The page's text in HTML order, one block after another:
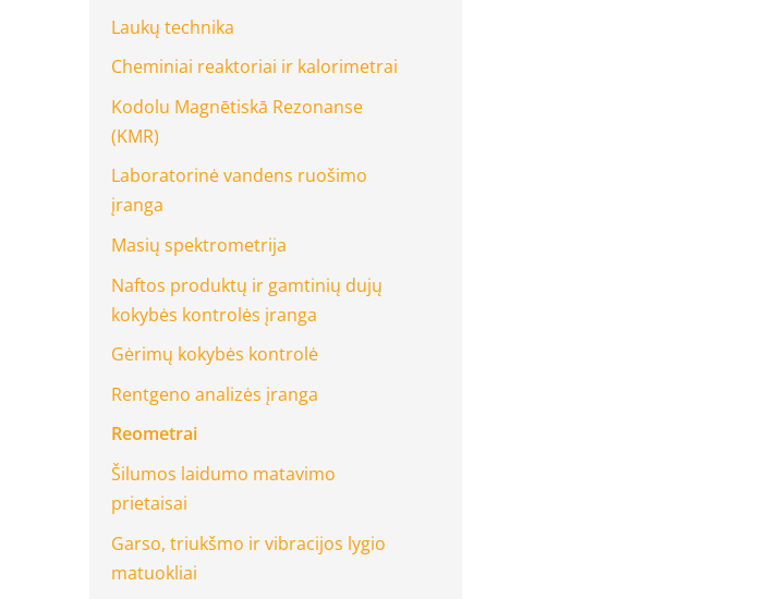
Laukų technika
Cheminiai reaktoriai ir kalorimetrai
Kodolu Magnētiskā Rezonanse
(KMR)
Laboratorinė vandens ruošimo
įranga
Masių spektrometrija
Naftos produktų ir gamtinių dujų
kokybės kontrolės įranga
Gėrimų kokybės kontrolė
Rentgeno analizės įranga
Reometrai
Šilumos laidumo matavimo
prietaisai
Garso, triukšmo ir vibracijos lygio
matuokliai